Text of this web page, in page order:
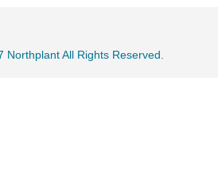
All Rights Reserved.